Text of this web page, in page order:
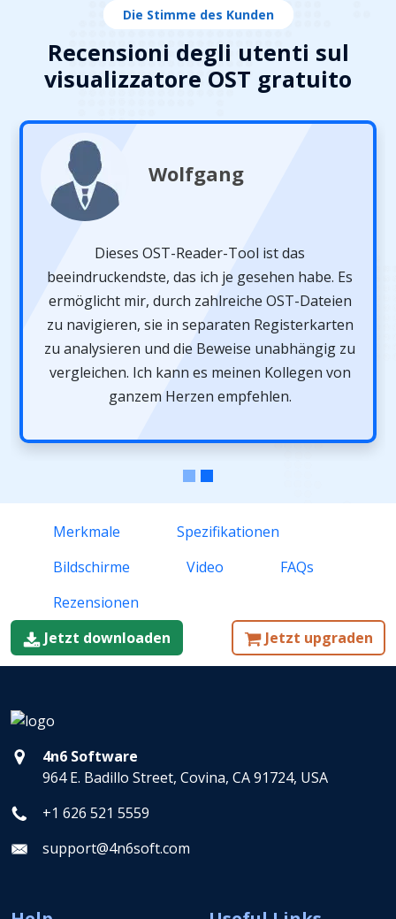
Die Stimme des Kunden
Recensioni degli utenti sul
visualizzatore OST gratuito
Wolfgang
Dieses OST-Reader-Tool ist das
beeindruckendste, das ich je gesehen habe. Es
ermöglicht mir, durch zahlreiche OST-Dateien
zu navigieren, sie in separaten Registerkarten
zu analysieren und die Beweise unabhängig zu
vergleichen. Ich kann es meinen Kollegen von
ganzem Herzen empfehlen.
Merkmale
Spezifikationen
Bildschirme
Video
FAQs
Rezensionen
Jetzt downloaden
Jetzt upgraden
4n6 Software
964 E. Badillo Street, Covina, CA 91724, USA
+1 626 521 5559
support@4n6soft.com